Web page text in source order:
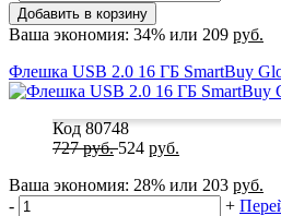
Добавить в корзину
Ваша экономия: 34% или 209 руб.
Флешка USB 2.0 16 ГБ SmartBuy
Код 80748
727руб. 524 руб.
Ваша экономия: 28% или 203 руб.
-
+